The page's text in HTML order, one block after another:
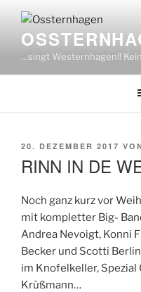
Inhalt
springen
…singt Westernhagen!!
VERÖFFENTLICHT
20. DEZEMBER 2017
RINN IN DE
Noch ganz kurz vor
mit kompletter Big-
Andrea Nevoigt, Konni
Becker und Scotti
im Knofelkeller, Spezial
Krüßmann…